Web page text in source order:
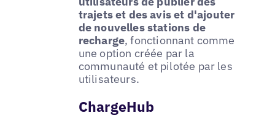
trajets et des avis et d'ajouter
de nouvelles stations de
recharge, fonctionnant comme
une option créée par la
communauté et pilotée par les
utilisateurs.
ChargeHub